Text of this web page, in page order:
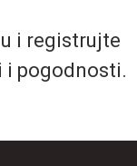
i registrujte
i pogodnosti.